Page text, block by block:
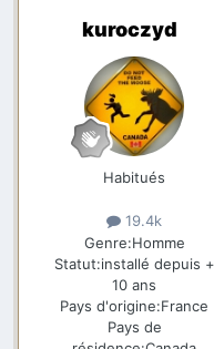
kuroczyd
Habitués
19.4k
Genre:Homme
Statut:installé depuis +
10 ans
Pays d'origine:France
Pays de